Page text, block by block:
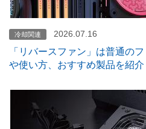
冷却関連 2026.07.16
「リバースファン」は普通の
や使い方、おすすめ製品を紹介